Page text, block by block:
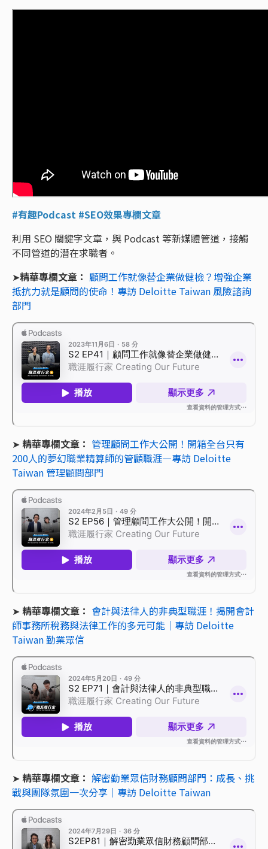
#有趣Podcast #SEO效果專欄文章
利用 SEO 關鍵字文章，與 Podcast 等新媒體管道，接觸
不同管道的潛在求職者。
➤精華專欄文章： 顧問工作就像替企業做健檢？增強企業
抵抗力就是顧問的使命！專訪 Deloitte Taiwan 風險諮詢
部門
➤ 精華專欄文章： 管理顧問工作大公開！開箱全台只有
200人的夢幻職業精算師的管顧職涯—專訪 Deloitte
Taiwan 管理顧問部門
➤ 精華專欄文章： 會計與法律人的非典型職涯！揭開會計
師事務所稅務與法律工作的多元可能｜專訪 Deloitte
Taiwan 勤業眾信
➤ 精華專欄文章： 解密勤業眾信財務顧問部門：成長、挑
戰與團隊氛圍一次分享｜專訪 Deloitte Taiwan